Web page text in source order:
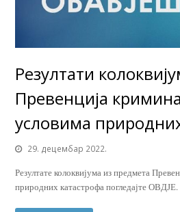
Резултати
Превенција
условима
29. децембар 2022.
Резултате колоквијума из предмета
природних катастрофа погледајте ОВДЈЕ.